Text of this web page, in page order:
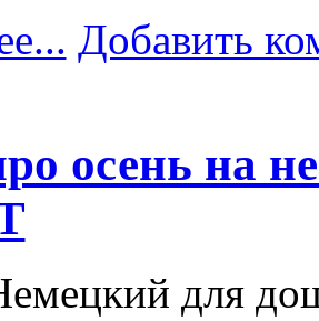
Добавить
осень на
для